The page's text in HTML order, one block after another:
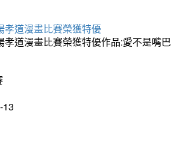
孝道漫畫比賽榮獲特優
道漫畫比賽榮獲特優作品:愛不是嘴
13